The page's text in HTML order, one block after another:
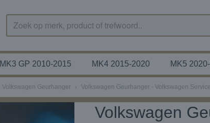
MK3 GP 2010-2015 MK4 2015-2020 MK5
Volkswagen Geurhanger › Volkswagen Geurhanger - Volkswagen Service
Volkswagen